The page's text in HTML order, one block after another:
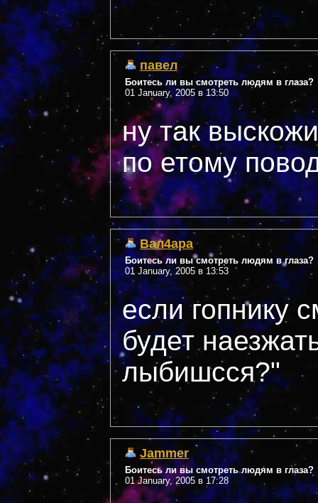
павел
Боитесь ли вы смотреть людям в глаза?
01 January, 2005 в 13:50
ну так
по етому
Вал4ара
Боитесь ли вы смотреть людям в глаза?
01 January, 2005 в 13:53
если гопнику
будет
лыбишсся?"
Jammer
Боитесь ли вы смотреть людям в глаза?
01 January, 2005 в 17:28